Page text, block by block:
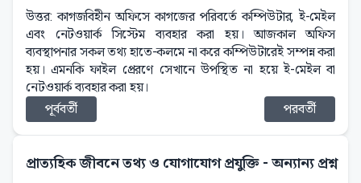
উত্তর: কাগজবিহীন অফিসে কাগজের পরিবর্তে কম্পিউটার, ই-মেইল
এবং নেটওয়ার্ক সিস্টেম ব্যবহার করা হয়। আজকাল অফিস
ব্যবস্থাপনার সকল তথ্য হাতে-কলমে না করে কম্পিউটারেই সম্পন্ন করা
হয়। এমনকি ফাইল প্রেরণে সেখানে উপস্থিত না হয়ে ই-মেইল বা
নেটওয়ার্ক ব্যবহার করা হয়।
পূর্ববর্তী
পরবর্তী
প্রাত্যহিক জীবনে তথ্য ও যোগাযোগ প্রযুক্তি - অন্যান্য প্রশ্ন